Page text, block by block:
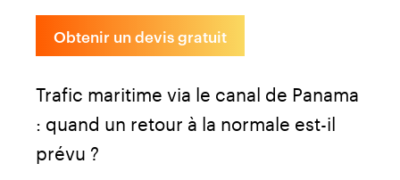
Obtenir un devis gratuit
Trafic maritime via le canal de Panama
: quand un retour à la normale est-il
prévu ?